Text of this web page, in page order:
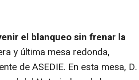
el blanqueo sin frenar la
y última mesa redonda,
de ASEDIE. En esta mesa, D.